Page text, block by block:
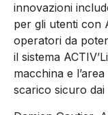
innovazioni
per gli utenti con
operatori da
il sistema
macchina e
scarico sicuro dai